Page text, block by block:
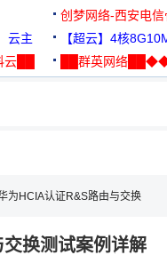
创梦网络-西安电
88元/月
云主
【超云】4核
██
██群英网络
为HCIA认证R&S路由与交换
换测试案例详解